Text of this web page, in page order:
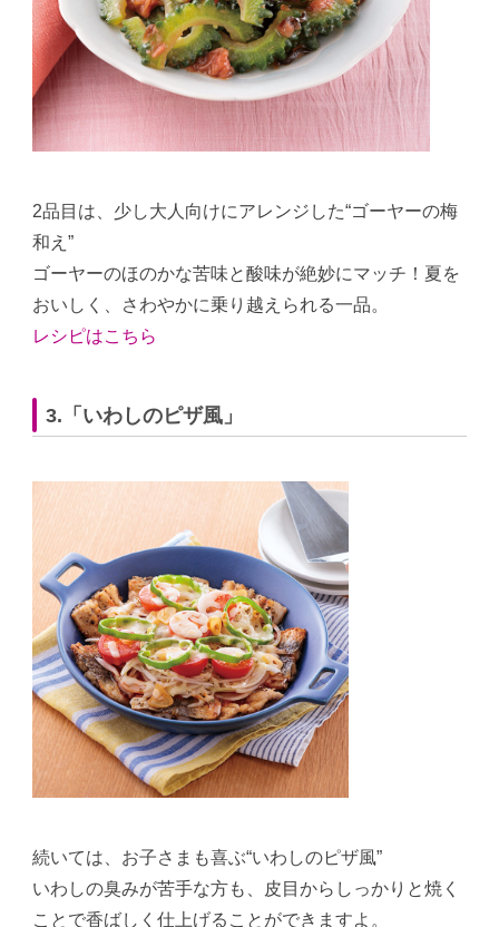
2品目は、少し大人向けにアレンジした“ゴーヤーの梅
和え”
ゴーヤーのほのかな苦味と酸味が絶妙にマッチ！夏を
おいしく、さわやかに乗り越えられる一品。
レシピはこちら
3.「いわしのピザ風」
続いては、お子さまも喜ぶ“いわしのピザ風”
いわしの臭みが苦手な方も、皮目からしっかりと焼く
ことで香ばしく仕上げることができますよ。